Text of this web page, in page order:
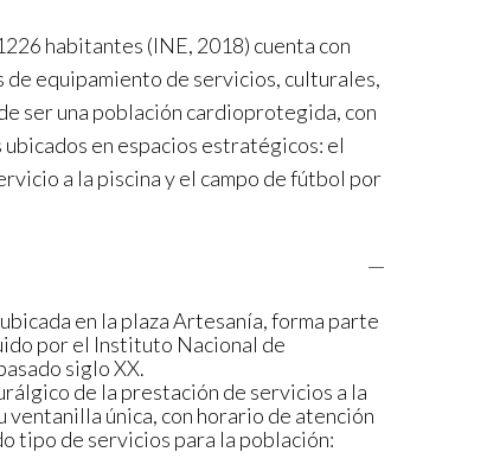
habitantes (INE, 2018) cuenta con
equipamiento de servicios, culturales,
ser una población cardioprotegida, con
en espacios estratégicos: el
a la piscina y el campo de fútbol por
en la plaza Artesanía, forma parte
por el Instituto Nacional de
siglo XX.
de la prestación de servicios a la
ventanilla única, con horario de atención
tipo de servicios para la población: